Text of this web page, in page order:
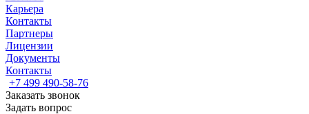
Карьера
Контакты
Партнеры
Лицензии
Документы
Контакты
+7 499 490-58-76
Заказать звонок
Задать вопрос